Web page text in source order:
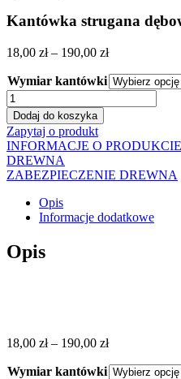
Kantówka strugana
18,00 zł – 190,00 złZakres
od
18,00 zł
do
Wymiar kantówki
ilość
Kantówka
strugana
dębowa
legar
Dodaj do koszyka
Zapytaj o produkt
INFORMACJE O
DREWNA
ZABEZPIECZENIE DREWNA
Opis
Informacje dodatkowe
Opis
18,00 zł – 190,00 złZakres
od
Wymiar kantówki